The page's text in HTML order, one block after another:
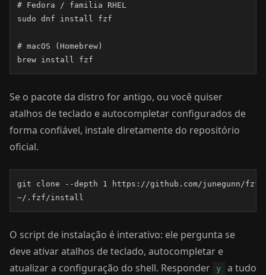
# Fedora / familia RHEL
sudo dnf install fzf
# macOS (Homebrew)
brew install fzf
Se o pacote da distro for antigo, ou você quiser
atalhos de teclado e autocompletar configurados de
forma confiável, instale diretamente do repositório
oficial.
git clone --depth 1 https://github.com/junegunn/
~/.fzf/install
O script de instalação é interativo: ele pergunta se
deve ativar atalhos de teclado, autocompletar e
atualizar a configuração do shell. Responder
y
a tudo